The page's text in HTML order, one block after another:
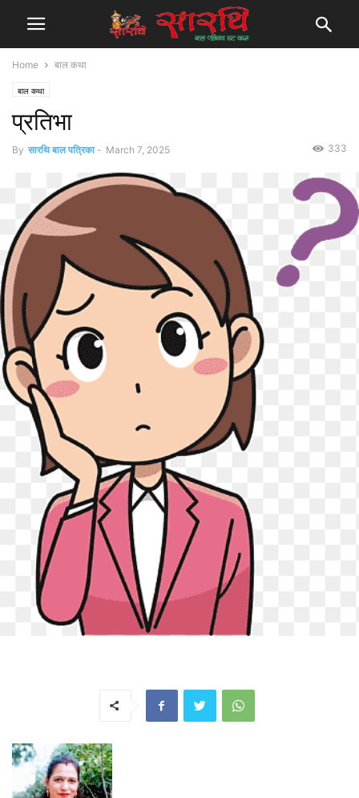
Home बाल कथा
बाल कथा
प्रतिभा
By सारथि बाल पत्रिका - March 7, 2025 333